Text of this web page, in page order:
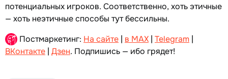
потенциальных игроков. Соответственно, хоть этичные
— хоть неэтичные способы тут бессильны.
Постмаркетинг: На сайте | в MAX | Telegram |
ВКонтакте | Дзен. Подпишись — ибо грядет!